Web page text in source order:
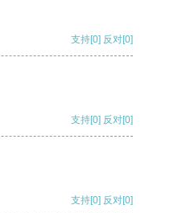
支持[0] 反对[0]
支持[0] 反对[0]
支持[0] 反对[0]